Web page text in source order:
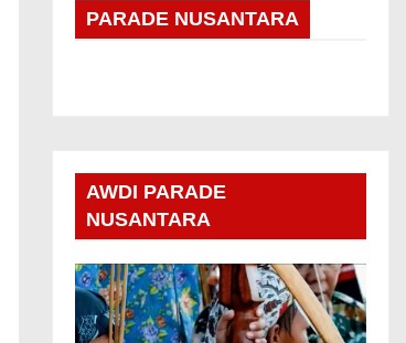
PARADE NUSANTARA
AWDI PARADE
NUSANTARA